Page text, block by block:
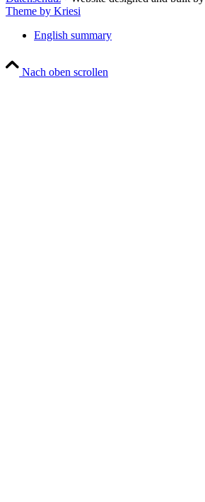
Theme by Kriesi
English summary
Nach oben scrollen